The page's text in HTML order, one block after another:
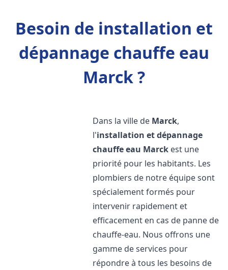
Besoin de installation et
dépannage chauffe eau
Marck ?
Dans la ville de Marck,
l'installation et dépannage
chauffe eau Marck est une
priorité pour les habitants. Les
plombiers de notre équipe sont
spécialement formés pour
intervenir rapidement et
efficacement en cas de panne de
chauffe-eau. Nous offrons une
gamme de services pour
répondre à tous les besoins de